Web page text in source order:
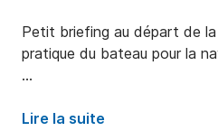
Petit briefing au départ de
pratique du bateau pour la
bord pour la journée mais 12
Lire la suite